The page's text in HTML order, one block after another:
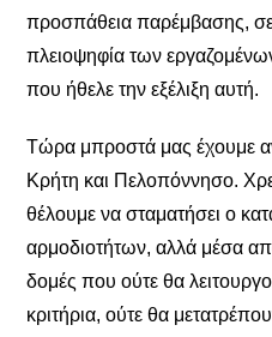
προσπάθεια παρέμβασης, σε
πλειοψηφία των
που ήθελε την εξέλιξη αυτή.
Τώρα μπροστά μας έχουμε
Κρήτη και Πελοπόννησο.
θέλουμε να σταματήσει ο
αρμοδιοτήτων, αλλά μέσα
δομές που ούτε θα
κριτήρια, ούτε θα